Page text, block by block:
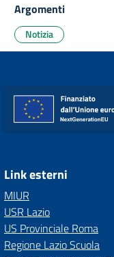
Argomenti
Notizia
Link esterni
MIUR
USR Lazio
US Provinciale Roma
Regione Lazio Scuola